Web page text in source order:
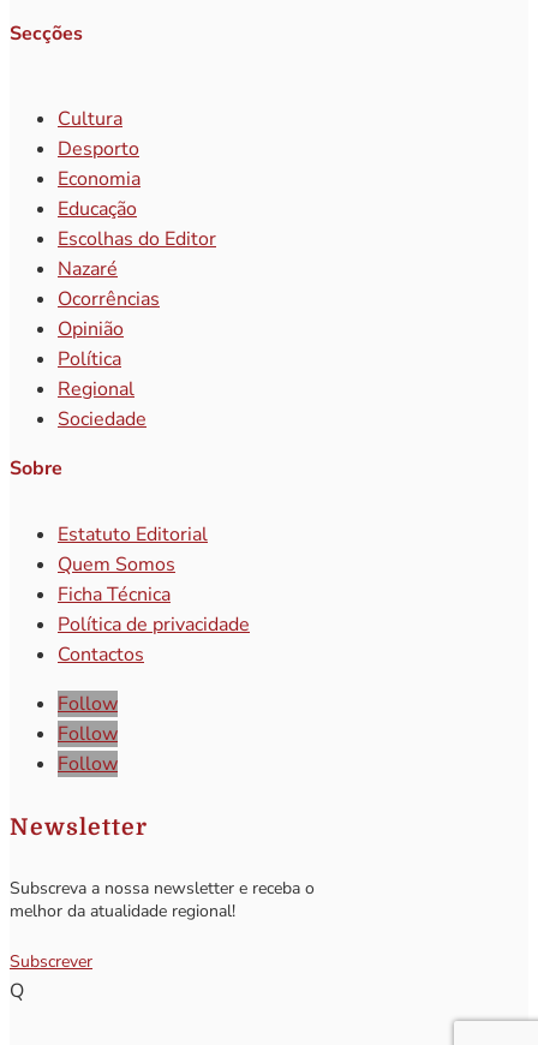
Secções
Cultura
Desporto
Economia
Educação
Escolhas do Editor
Nazaré
Ocorrências
Opinião
Política
Regional
Sociedade
Sobre
Estatuto Editorial
Quem Somos
Ficha Técnica
Política de privacidade
Contactos
Follow
Follow
Follow
Newsletter
Subscreva a nossa newsletter e receba o
melhor da atualidade regional!
Subscrever
Q